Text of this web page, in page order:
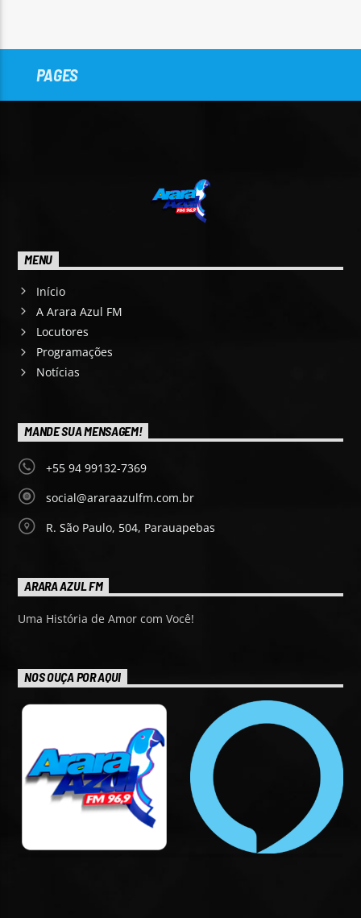
PAGES
MENU
Início
A Arara Azul FM
Locutores
Programações
Notícias
MANDE SUA MENSAGEM!
+55 94 99132-7369
social@araraazulfm.com.br
R. São Paulo, 504, Parauapebas
ARARA AZUL FM
Uma História de Amor com Você!
NOS OUÇA POR AQUI